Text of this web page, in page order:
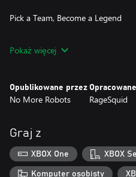
Pick a Team, Become a Legend
Enemy, Arboreal or Kinetic --
Grab your bike, pick your team,
legend of your Descender. Will
• Wear your team's colors and
exclusive team gear
• Your Rep points go towards
Pokaż więcej
Opublikowane przez
No More Robots RageSquid
Graj z
XBOX One XBOX
Komputer osobisty